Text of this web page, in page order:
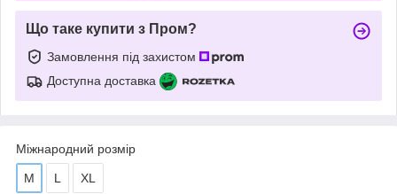
Що таке купити з Пром?
Замовлення під захистом
Доступна доставка
Міжнародний розмір
M L XL